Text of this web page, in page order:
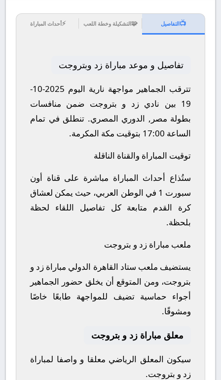
📺التفاصيل 🧩التشكيلة وخطة اللعب ⚡أحداث المباراة
تفاصيل و موعد مباراة زد وبتروجت
تترقب الجماهير مواجهة نارية اليوم 2025-10-
19 بين نادي زد و بتروجت ضمن منافسات
بطولة مصر, الدوري المصري. تنطلق في تمام
الساعة 17:00 بتوقيت مكة المكرمة.
توقيت المباراة والقناة الناقلة
ستُذاع أحداث المباراة مباشرة على قناة أون
سبورت 1 في الوطن العربي، حيث يمكن لعشاق
كرة القدم متابعة كل تفاصيل اللقاء لحظة
بلحظة.
ملعب مباراة زد و بتروجت
يستضيف ملعب ستاد القاهرة الدولي مباراة زد و
بتروجت، ومن المتوقع أن يخلق حضور الجماهير
أجواء حماسية تضيف للمواجهة طابعًا خاصًا
ومشوقًا.
معلق مباراة زد و بتروجت
سيكون المعلق الرياضي معلقا و واصفا لمباراة
زد و بتروجت.